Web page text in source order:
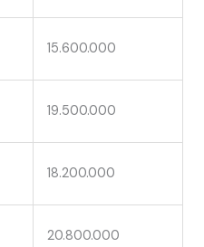
15.600.000
19.500.000
18.200.000
20.800.000